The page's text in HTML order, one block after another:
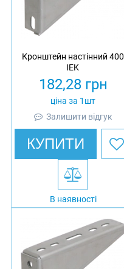
Кронштейн настінний 400
IEK
182,28грн
ціна за 1шт
Залишити відгук
КУПИТИ
В наявності